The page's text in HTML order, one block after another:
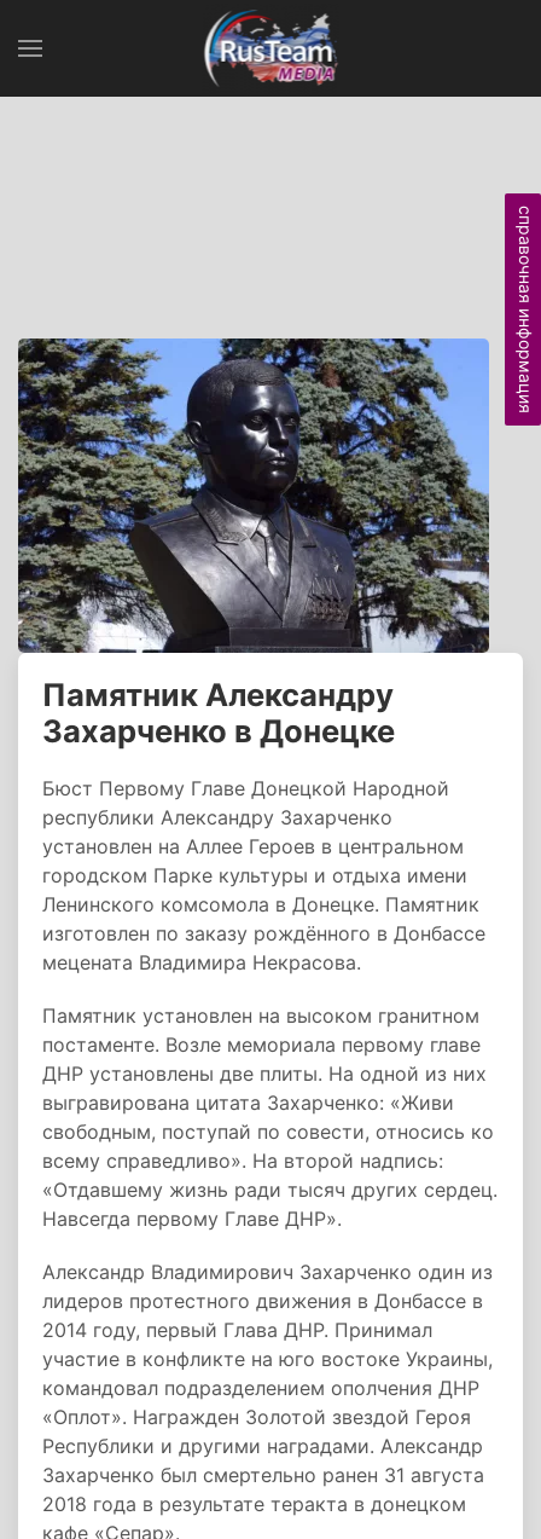
Памятник Александру
Захарченко в Донецке
Бюст Первому Главе Донецкой Народной
республики Александру Захарченко
установлен на Аллее Героев в центральном
городском Парке культуры и отдыха имени
Ленинского комсомола в Донецке. Памятник
изготовлен по заказу рождённого в Донбассе
мецената Владимира Некрасова.
Памятник установлен на высоком гранитном
постаменте. Возле мемориала первому главе
ДНР установлены две плиты. На одной из них
выгравирована цитата Захарченко: «Живи
свободным, поступай по совести, относись ко
всему справедливо». На второй надпись:
«Отдавшему жизнь ради тысяч других сердец.
Навсегда первому Главе ДНР».
Александр Владимирович Захарченко один из
лидеров протестного движения в Донбассе в
2014 году, первый Глава ДНР. Принимал
участие в конфликте на юго востоке Украины,
командовал подразделением ополчения ДНР
«Оплот». Награжден Золотой звездой Героя
Республики и другими наградами. Александр
Захарченко был смертельно ранен 31 августа
2018 года в результате теракта в донецком
кафе «Сепар».
справочная информация